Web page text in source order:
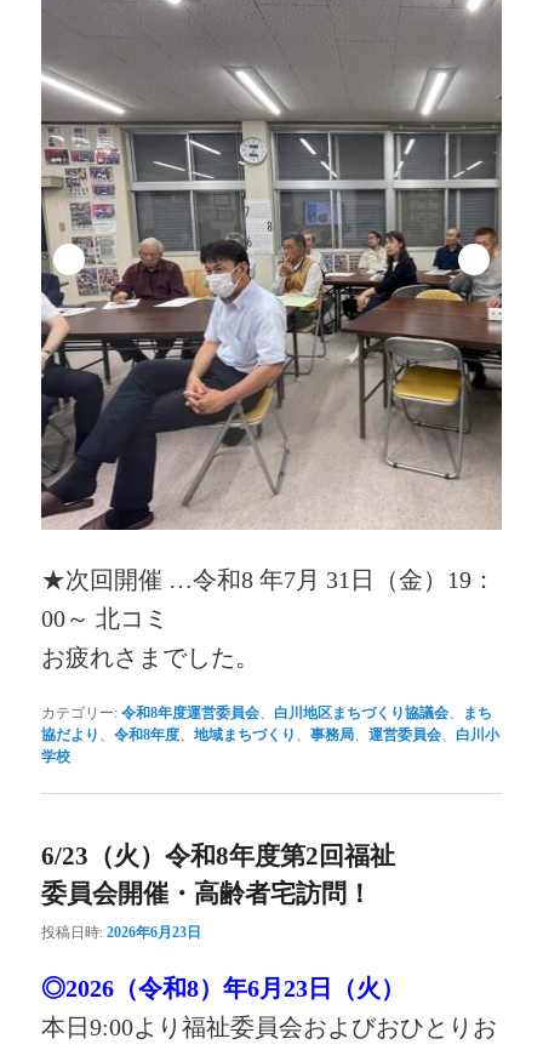
★次回開催 …令和8 年7月 31日（金）19：
00～ 北コミ
お疲れさまでした。
カテゴリー: 令和8年度運営委員会、 白川地区まちづくり協議会、
まち
協だより 、令和8年度、地域まちづくり 、事務局、運営委員会、 白川小
学校
6/23（火）令和8年度第2回福祉
委員会開催・高齢者宅訪問！
投稿日時:2026年6月23日
◎2026（令和8）年6月23日（火）
本日9:00より福祉委員会およびおひとりお